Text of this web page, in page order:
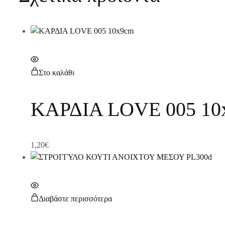
Στο καλάθι
ΚΑΡΔΙΑ LOVE 005
1,20€
Διαβάστε περισσότερα